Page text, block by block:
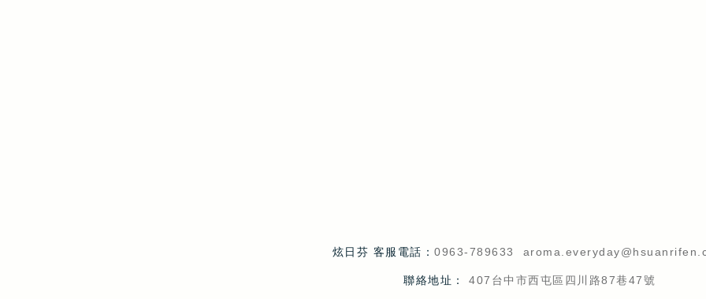
炫日芬 客服電話：0963-789633
聯絡地址： 407台中市西屯區四川路87巷47號